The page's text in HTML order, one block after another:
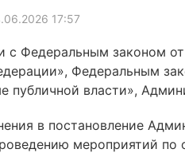
17:57
с Федеральным законом
Федеральным
публичной власти»,
в постановление
мероприятий по